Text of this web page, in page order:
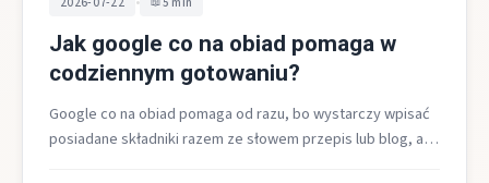
Jak google co na obiad pomaga w
codziennym gotowaniu?
Google co na obiad pomaga od razu, bo wystarczy wpisać
posiadane składniki razem ze słowem przepis lub blog, aby